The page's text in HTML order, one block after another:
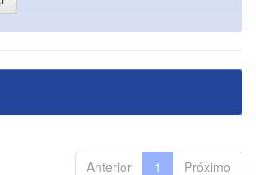
Anterior 1 Próximo